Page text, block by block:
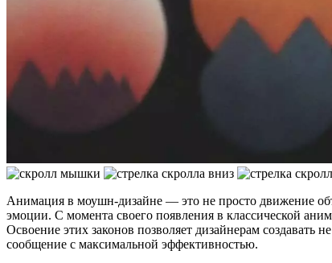
Анимация в моушн-дизайне — это не просто движение
эмоции. С момента своего появления в классической
Освоение этих законов позволяет дизайнерам
сообщение с максимальной эффективностью.